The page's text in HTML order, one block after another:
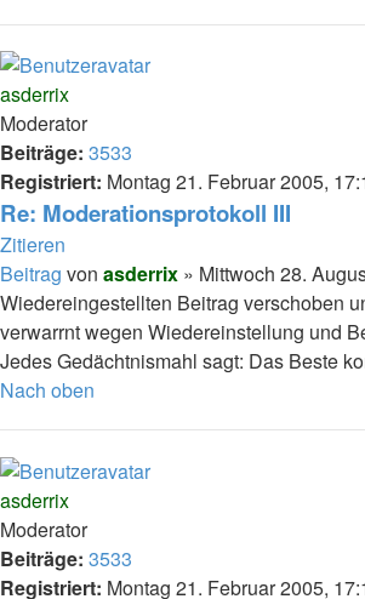
asderrix
Moderator
Beiträge: 3533
Registriert: Montag 21. Februar 2005,
Re: Moderationsprotokoll III
Zitieren
Beitrag von asderrix » Mittwoch 28.
Wiedereingestellten Beitrag verschoben
verwarrnt wegen Wiedereinstellung und
Jedes Gedächtnismahl sagt: Das Beste
Nach oben
asderrix
Moderator
Beiträge: 3533
Registriert: Montag 21. Februar 2005,